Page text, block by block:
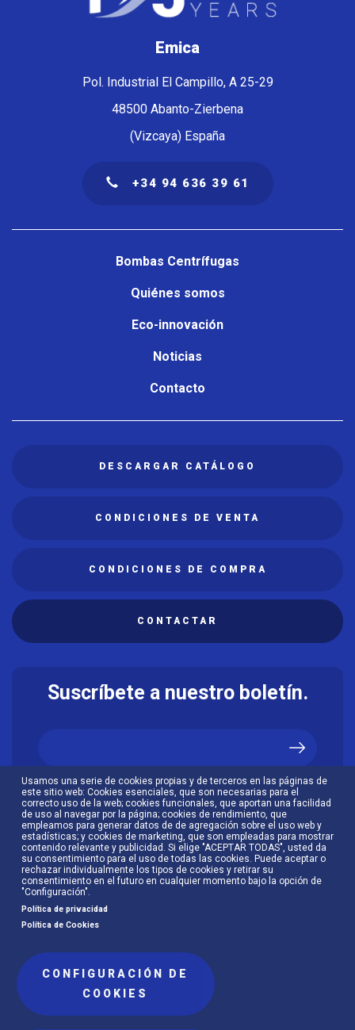
Usamos una serie de cookies propias y de terceros en las páginas de
este sitio web: Cookies esenciales, que son necesarias para el
correcto uso de la web; cookies funcionales, que aportan una facilidad
de uso al navegar por la página; cookies de rendimiento, que
empleamos para generar datos de de agregación sobre el uso web y
estadísticas; y cookies de marketing, que son empleadas para mostrar
contenido relevante y publicidad. Si elige "ACEPTAR TODAS", usted da
su consentimiento para el uso de todas las cookies. Puede aceptar o
rechazar individualmente los tipos de cookies y retirar su
consentimiento en el futuro en cualquier momento bajo la opción de
"Configuración".
Política de privacidad
Política de Cookies
CONFIGURACIÓN DE
COOKIES
Emica
Pol. Industrial El Campillo, A 25-29
48500 Abanto-Zierbena
(Vizcaya) España
+34 94 636 39 61
Bombas Centrífugas
Quiénes somos
Eco-innovación
Noticias
Contacto
DESCARGAR CATÁLOGO
CONDICIONES DE VENTA
CONDICIONES DE COMPRA
CONTACTAR
Suscríbete a nuestro boletín.
Acepto lapolítica de privacidad.
al
Política de cookies Política de privacidad